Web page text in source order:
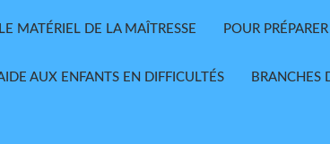
LE MATÉRIEL DE LA MAÎTRESSE POUR
AUX ENFANTS EN DIFFICULTÉS BRANCHES